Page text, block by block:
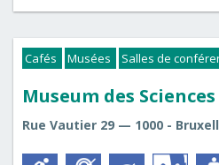
Cafés Musées Salles de
Museum des
Rue Vautier 29 — 1000 -